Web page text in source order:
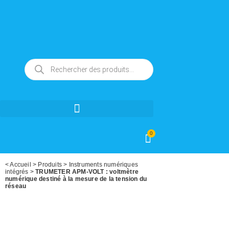
0
<Accueil > Produits > Instruments numériques
intégrés >TRUMETER APM-VOLT : voltmètre
numérique destiné à la mesure de la tension du
réseau